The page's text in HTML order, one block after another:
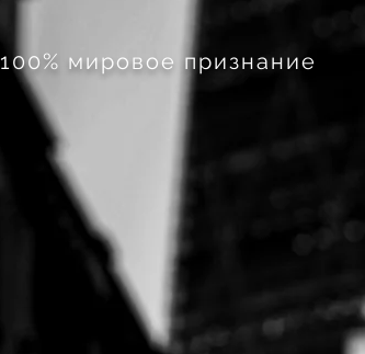
100% мировое признание